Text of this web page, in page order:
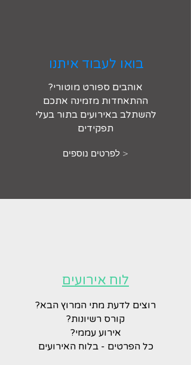
בואו לעבוד איתנו
אוהבים ספורט מוטורי?
ההתאחדות מזמינה אתכם
להשתלב באירועים בתור בעלי
תפקידים
< לפרטים נוספים
לוח אירועים
רוצים לדעת מתי המרוץ הבא?
קורס רשיונות?
אירוע עממי?
כל הפרטים - בלוח האירועים